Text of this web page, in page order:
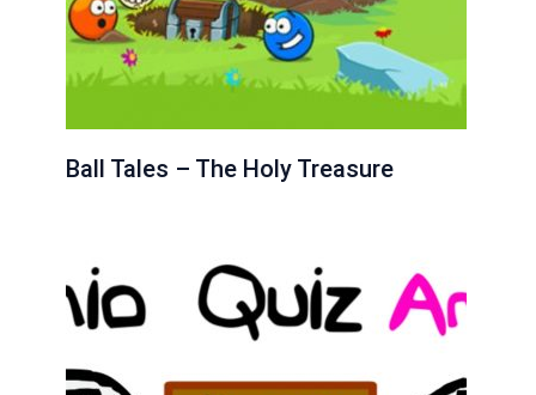
Ball Tales – The Holy Treasure